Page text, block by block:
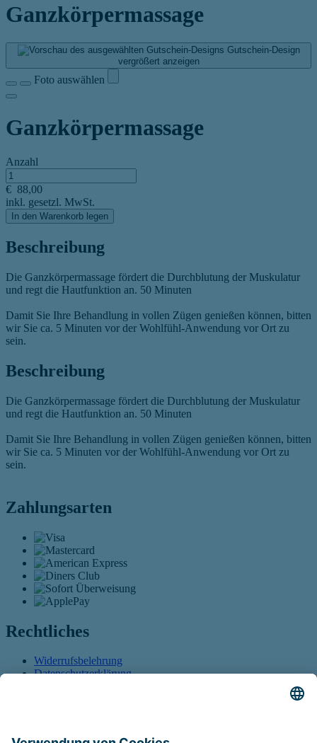
Ganzkörpermassage
Gutschein-Design
vergrößert anzeigen
Foto auswählen
Ganzkörpermassage
Anzahl
€ 88,00
inkl. gesetzl. MwSt.
In den Warenkorb legen
Beschreibung
Die Ganzkörpermassage fördert die Durchblutung der Muskulatur
und regt die Hautfunktion an. 50 Minuten
Damit Sie Ihre Behandlung in vollen Zügen genießen können, bitten
wir Sie ca. 5 Minuten vor der Wohlfühl-Anwendung vor Ort zu
sein.
Beschreibung
Die Ganzkörpermassage fördert die Durchblutung der Muskulatur
und regt die Hautfunktion an. 50 Minuten
Damit Sie Ihre Behandlung in vollen Zügen genießen können, bitten
wir Sie ca. 5 Minuten vor der Wohlfühl-Anwendung vor Ort zu
sein.
Zahlungsarten
Rechtliches
Widerrufsbelehrung
Datenschutzerklärung
Vertrag widerrufenÖffnet sich in einem neuen Tab